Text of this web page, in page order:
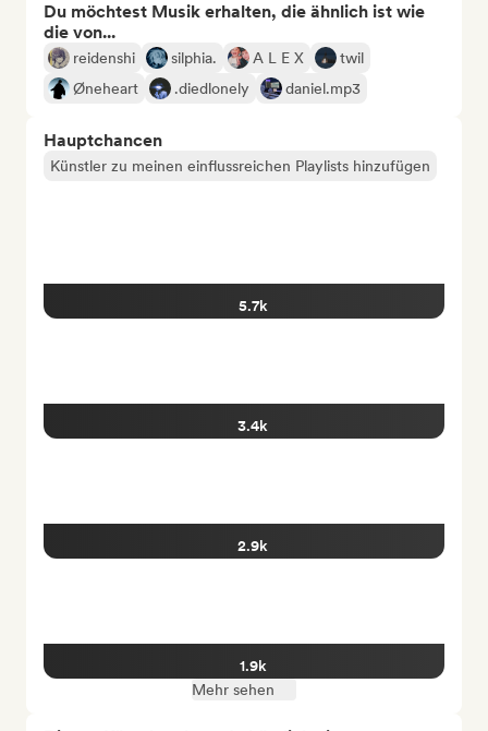
Du möchtest Musik erhalten, die ähnlich ist wie
die von...
reidenshi silphia. A L E X
twil
Øneheart
.diedlonely daniel.mp3
Hauptchancen
Künstler zu meinen einflussreichen Playlists hinzufügen
5.7k
3.4k
2.9k
1.9k
Mehr sehen